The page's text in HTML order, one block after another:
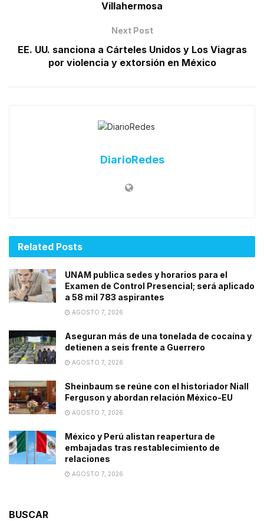
Villahermosa
Next Post
EE. UU. sanciona a Cárteles Unidos y Los Viagras
por violencia y extorsión en México
DiarioRedes
Related Posts
UNAM publica sedes y horarios para el
Examen de Control Presencial; será aplicado
a 58 mil 783 aspirantes
AGOSTO 7, 2026
Aseguran más de una tonelada de cocaína y
detienen a seis frente a Guerrero
AGOSTO 7, 2026
Sheinbaum se reúne con el historiador Niall
Ferguson y abordan relación México-EU
AGOSTO 7, 2026
México y Perú alistan reapertura de
embajadas tras restablecimiento de
relaciones
AGOSTO 7, 2026
BUSCAR